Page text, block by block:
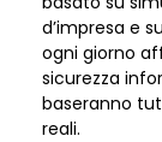
d’impresa e
ogni giorno
sicurezza
baseranno
reali.